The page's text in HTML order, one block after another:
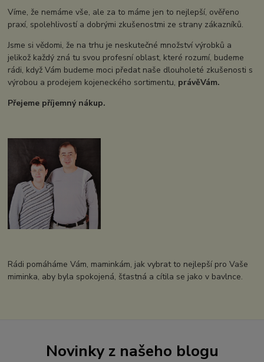
Víme, že nemáme vše, ale za to máme jen to nejlepší, ověřeno
praxí, spolehlivostí a dobrými zkušenostmi ze strany zákazníků.
Jsme si vědomi, že na trhu je neskutečné množství výrobků a
jelikož každý zná tu svou profesní oblast, které rozumí, budeme
rádi, když Vám budeme moci předat naše dlouholeté zkušenosti s
výrobou a prodejem kojeneckého sortimentu, právěVám.
Přejeme příjemný nákup.
Rádi pomáháme Vám, maminkám, jak vybrat to nejlepší pro Vaše
miminka, aby byla spokojená, šťastná a cítila se jako v bavlnce.
Novinky z našeho blogu